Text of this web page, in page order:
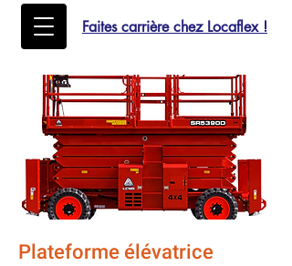
Faites carrière chez Locaflex !
Plateforme élévatrice